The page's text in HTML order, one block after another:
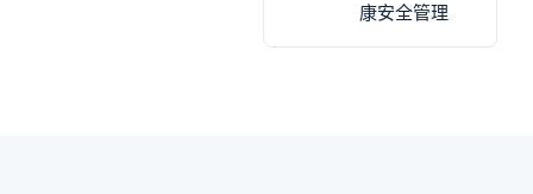
康安全管理